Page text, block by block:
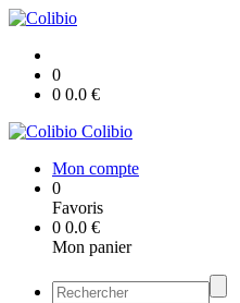
0
0 0.0 €
Colibio
Mon compte
0
Favoris
0 0.0 €
Mon panier